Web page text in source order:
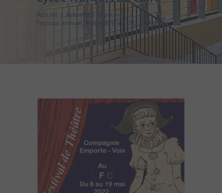
Accueil / Actualités et projets
/
Festival annuel de théâtre au LFC – Affiches